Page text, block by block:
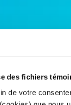
des fichiers
de votre